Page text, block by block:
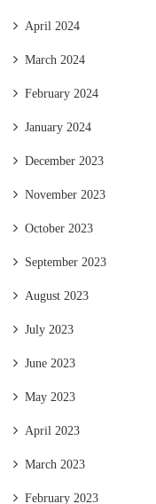
April 2024
March 2024
February 2024
January 2024
December 2023
November 2023
October 2023
September 2023
August 2023
July 2023
June 2023
May 2023
April 2023
March 2023
February 2023